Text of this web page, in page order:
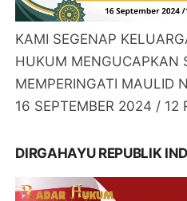
KAMI SEGENAP
HUKUM MENGUCAPKAN
MEMPERINGATI MAULID
16 SEPTEMBER 2024 / 12
DIRGAHAYU REPUBLIK